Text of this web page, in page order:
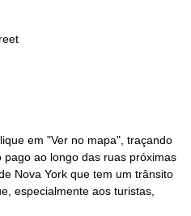
em "Ver no mapa", traçando
ao longo das ruas próximas
Nova York que tem um trânsito
especialmente aos turistas,